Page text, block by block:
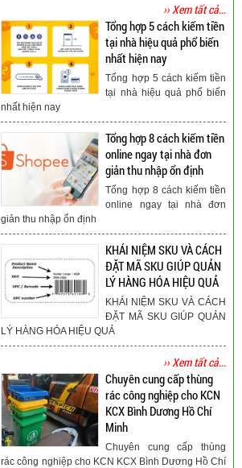
›› Xem tất cả...
Tổng hợp 5 cách kiếm tiền
tại nhà hiệu quả phổ biến
nhất hiện nay
Tổng hợp 5 cách kiếm tiền
tại nhà hiệu quả phổ biến
nhất hiện nay
Tổng hợp 8 cách kiếm tiền
online ngay tại nhà đơn
giản thu nhập ổn định
Tổng hợp 8 cách kiếm tiền
online ngay tại nhà đơn
giản thu nhập ổn định
KHÁI NIỆM SKU VÀ CÁCH
ĐẶT MÃ SKU GIÚP QUẢN
LÝ HÀNG HÓA HIỆU QUẢ
KHÁI NIỆM SKU VÀ CÁCH
ĐẶT MÃ SKU GIÚP QUẢN
LÝ HÀNG HÓA HIỆU QUẢ
›› Xem tất cả...
Chuyên cung cấp thùng
rác công nghiệp cho KCN
KCX Bình Dương Hồ Chí
Minh
Chuyên cung cấp thùng
rác công nghiệp cho KCN KCX Bình Dương Hồ Chí